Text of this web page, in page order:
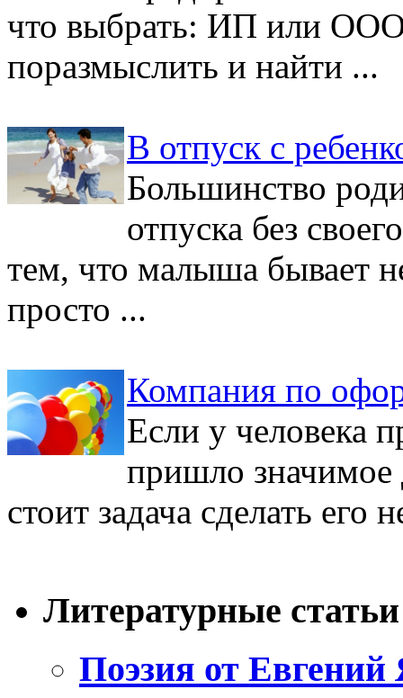
что выбрать: ИП или
поразмыслить и найти ...
В отпуск с
Большинство
отпуска без
тем, что малыша бывает
просто ...
Компания по
Если у человека
пришло значимое
стоит задача сделать
Литературные статьи
Поэзия от Евгений